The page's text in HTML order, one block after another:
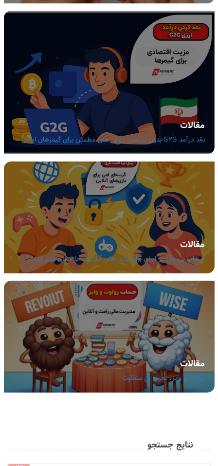
مقالات
نقد درآمد G2G بدون دردسر، روش های مطمئن برای گیمرهای ایرانی
مقالات
حساب پی پال در ایران برای بازی های آنلاین، آیا امکان پذیر است؟
مقالات
رولوت و وایز، تجربه ای متفاوت
نتایج جستجو